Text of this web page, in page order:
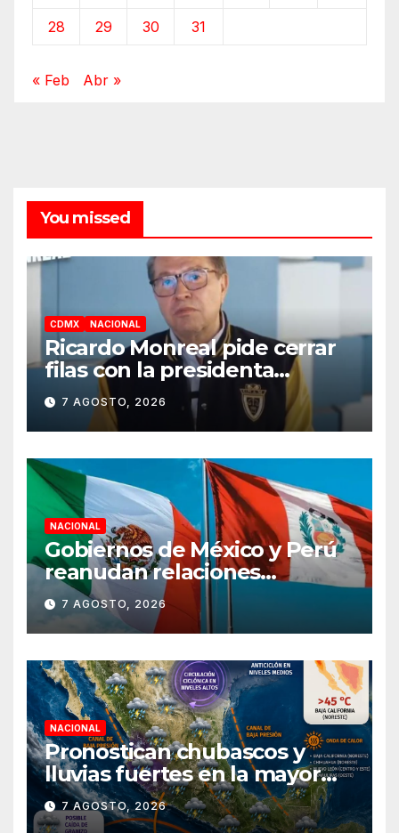
28 29 30 31
« Feb Abr »
You missed
CDMX NACIONAL
Ricardo Monreal pide cerrar
filas con la presidenta
Claudia Sheinbaum tras
frenar exportación de
aguacate
7 AGOSTO, 2026
NACIONAL
Gobiernos de México y Perú
reanudan relaciones
diplomáticas
7 AGOSTO, 2026
NACIONAL
Pronostican chubascos y
lluvias fuertes en la mayor
parte de la República
Mexicana
7 AGOSTO, 2026